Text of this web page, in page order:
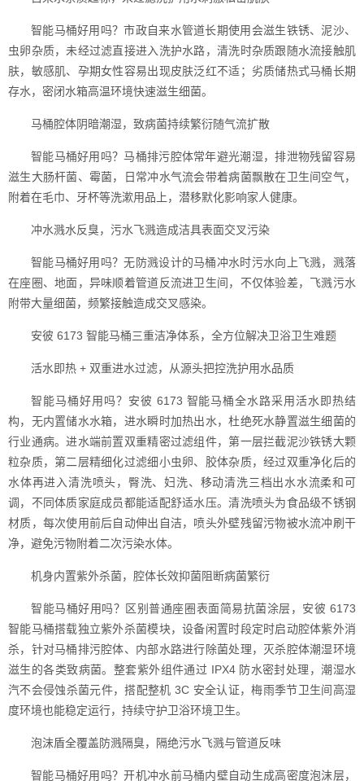
智能马桶好用吗？市政自来水管道长期使用会滋生铁锈、泥沙、
虫卵杂质，未经过滤直接进入洗护水路，清洗时杂质跟随水流接触肌
肤，敏感肌、孕期女性容易出现皮肤泛红不适；劣质储热式马桶长期
存水，密闭水箱高温环境快速滋生细菌。
马桶腔体阴暗潮湿，致病菌持续繁衍随气流扩散
智能马桶好用吗？马桶排污腔体常年避光潮湿，排泄物残留容易
滋生大肠杆菌、霉菌，日常冲水气流会带着病菌飘散在卫生间空气，
附着在毛巾、牙杯等洗漱用品上，潜移默化影响家人健康。
冲水溅水反臭，污水飞溅造成洁具表面交叉污染
智能马桶好用吗？无防溅设计的马桶冲水时污水向上飞溅，溅落
在座圈、地面，异味顺着管道反流进卫生间，不仅体验差，飞溅污水
附带大量细菌，频繁接触造成交叉感染。
安彼 6173 智能马桶三重洁净体系，全方位解决卫浴卫生难题
活水即热 + 双重进水过滤，从源头把控洗护用水品质
智能马桶好用吗？安彼 6173 智能马桶全水路采用活水即热结
构，无内置储水水箱，进水瞬时加热出水，杜绝死水静置滋生细菌的
行业通病。进水端前置双重精密过滤组件，第一层拦截泥沙铁锈大颗
粒杂质，第二层精细化过滤细小虫卵、胶体杂质，经过双重净化后的
水体再进入清洗喷头，臀洗、妇洗、移动清洗三档出水水流柔和可
调，不同体质家庭成员都能适配舒适水压。清洗喷头为食品级不锈钢
材质，每次使用前后自动伸出自洁，喷头外壁残留污物被水流冲刷干
净，避免污物附着二次污染水体。
机身内置紫外杀菌，腔体长效抑菌阻断病菌繁衍
智能马桶好用吗？区别普通座圈表面简易抗菌涂层，安彼 6173
智能马桶搭载独立紫外杀菌模块，设备闲置时段定时启动腔体紫外消
杀，针对马桶排污腔体、内部水路进行除菌处理，灭杀腔体潮湿环境
滋生的各类致病菌。整套紫外组件通过 IPX4 防水密封处理，潮湿水
汽不会侵蚀杀菌元件，搭配整机 3C 安全认证，梅雨季节卫生间高湿
度环境也能稳定运行，持续守护卫浴环境卫生。
泡沫盾全覆盖防溅隔臭，隔绝污水飞溅与管道反味
智能马桶好用吗？开机冲水前马桶内壁自动生成高密度泡沫层，